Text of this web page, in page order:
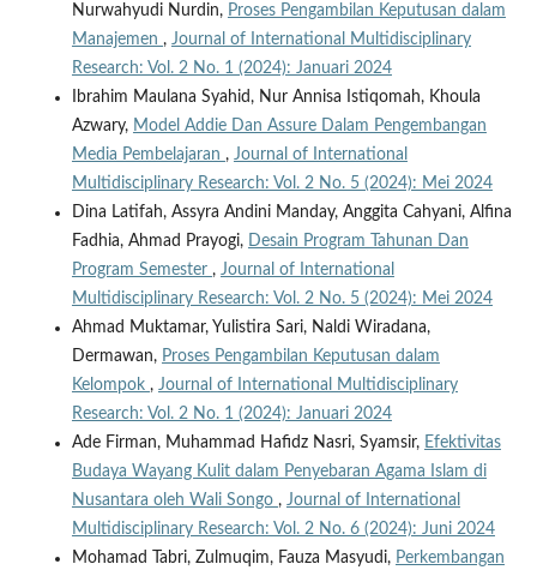
Nurwahyudi Nurdin, Proses Pengambilan Keputusan dalam
Manajemen , Journal of International Multidisciplinary
Research: Vol. 2 No. 1 (2024): Januari 2024
Ibrahim Maulana Syahid, Nur Annisa Istiqomah, Khoula
Azwary, Model Addie Dan Assure Dalam Pengembangan
Media Pembelajaran , Journal of International
Multidisciplinary Research: Vol. 2 No. 5 (2024): Mei 2024
Dina Latifah, Assyra Andini Manday, Anggita Cahyani, Alfina
Fadhia, Ahmad Prayogi,
Desain Program Tahunan Dan
Program Semester , Journal of International
Multidisciplinary Research: Vol. 2 No. 5 (2024): Mei 2024
Ahmad Muktamar, Yulistira Sari, Naldi Wiradana,
Dermawan, Proses Pengambilan Keputusan dalam
Kelompok , Journal of International Multidisciplinary
Research: Vol. 2 No. 1 (2024): Januari 2024
Ade Firman, Muhammad Hafidz Nasri, Syamsir, Efektivitas
Budaya Wayang Kulit dalam Penyebaran Agama Islam di
Nusantara oleh Wali Songo , Journal of International
Multidisciplinary Research: Vol. 2 No. 6 (2024): Juni 2024
Mohamad Tabri, Zulmuqim, Fauza Masyudi, Perkembangan